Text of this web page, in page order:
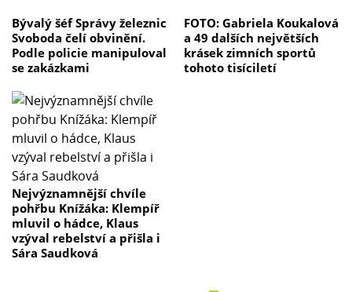
Bývalý šéf Správy železnic
Svoboda čelí obvinění.
Podle policie manipuloval
se zakázkami
FOTO: Gabriela Koukalová
a 49 dalších největších
krásek zimních sportů
tohoto tisíciletí
Nejvýznamnější chvíle
pohřbu Knížáka: Klempíř
mluvil o hádce, Klaus
vzýval rebelství a přišla i
Sára Saudková